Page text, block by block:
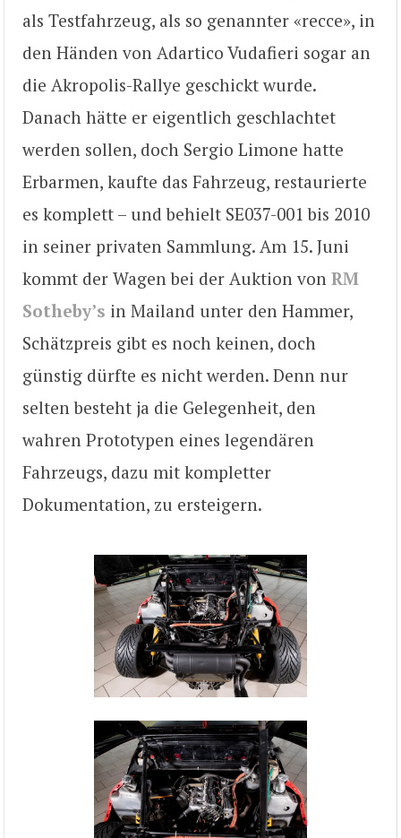
als Testfahrzeug, als so genannter «recce», in
den Händen von Adartico Vudafieri sogar an
die Akropolis-Rallye geschickt wurde.
Danach hätte er eigentlich geschlachtet
werden sollen, doch Sergio Limone hatte
Erbarmen, kaufte das Fahrzeug, restaurierte
es komplett – und behielt SE037-001 bis 2010
in seiner privaten Sammlung. Am 15. Juni
kommt der Wagen bei der Auktion von RM
Sotheby’s in Mailand unter den Hammer,
Schätzpreis gibt es noch keinen, doch
günstig dürfte es nicht werden. Denn nur
selten besteht ja die Gelegenheit, den
wahren Prototypen eines legendären
Fahrzeugs, dazu mit kompletter
Dokumentation, zu ersteigern.